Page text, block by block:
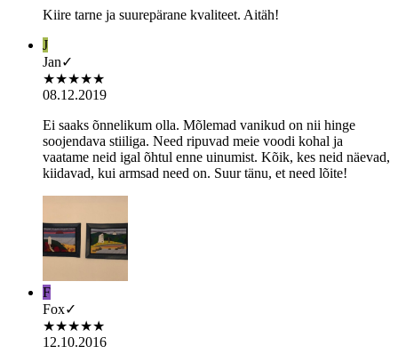
Kiire tarne ja suurepärane kvaliteet. Aitäh!
J
Jan✓
★★★★★
08.12.2019
Ei saaks õnnelikum olla. Mõlemad vanikud on nii hinge
soojendava stiiliga. Need ripuvad meie voodi kohal ja
vaatame neid igal õhtul enne uinumist. Kõik, kes neid näevad,
kiidavad, kui armsad need on. Suur tänu, et need lõite!
F
Fox✓
★★★★★
12.10.2016